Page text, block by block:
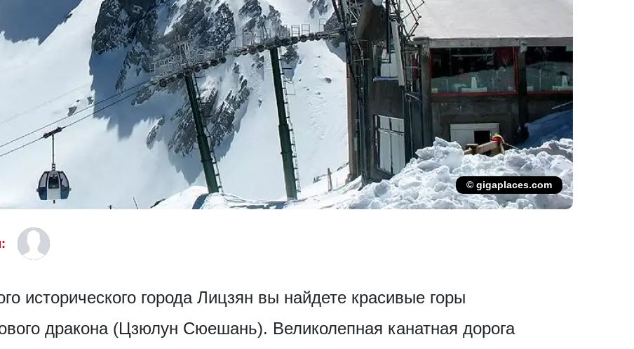
© gigaplaces.com
исторического города Лицзян вы найдете красивые горы
дракона (Цзюлун Сюешань). Великолепная канатная дорога